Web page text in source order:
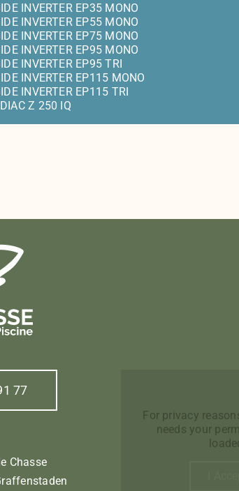
INVERTER EP35 MONO
INVERTER EP55 MONO
INVERTER EP75 MONO
INVERTER EP95 MONO
INVERTER EP95 TRI
INVERTER EP115 MONO
INVERTER EP115 TRI
Z 250 IQ
77
Chasse
For privacy
needs your